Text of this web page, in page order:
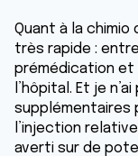
Quant à la chimio
très rapide :
prémédication et
l’hôpital. Et je
supplémentaires
l’injection
averti sur de